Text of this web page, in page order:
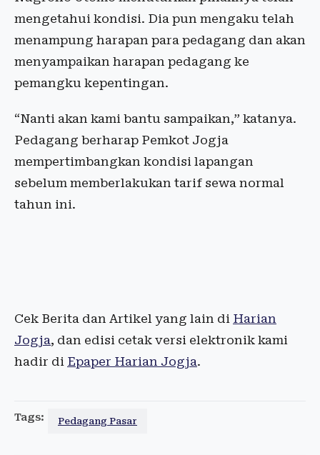
mengetahui kondisi. Dia pun mengaku telah
menampung harapan para pedagang dan akan
menyampaikan harapan pedagang ke
pemangku kepentingan.
“Nanti akan kami bantu sampaikan,” katanya.
Pedagang berharap Pemkot Jogja
mempertimbangkan kondisi lapangan
sebelum memberlakukan tarif sewa normal
tahun ini.
Cek Berita dan Artikel yang lain di Harian
Jogja, dan edisi cetak versi elektronik kami
hadir di Epaper Harian Jogja.
Tags: Pedagang Pasar